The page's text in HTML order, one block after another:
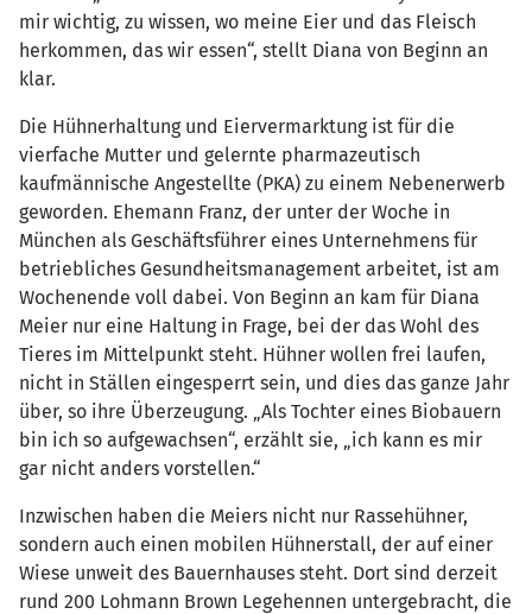
mir wichtig, zu wissen, wo meine Eier und das Fleisch
herkommen, das wir essen“, stellt Diana von Beginn an
klar.
Die Hühnerhaltung und Eiervermarktung ist für die
vierfache Mutter und gelernte pharmazeutisch
kaufmännische Angestellte (PKA) zu einem Nebenerwerb
geworden. Ehemann Franz, der unter der Woche in
München als Geschäftsführer eines Unternehmens für
betriebliches Gesundheitsmanagement arbeitet, ist am
Wochenende voll dabei. Von Beginn an kam für Diana
Meier nur eine Haltung in Frage, bei der das Wohl des
Tieres im Mittelpunkt steht. Hühner wollen frei laufen,
nicht in Ställen eingesperrt sein, und dies das ganze Jahr
über, so ihre Überzeugung. „Als Tochter eines Biobauern
bin ich so aufgewachsen“, erzählt sie, „ich kann es mir
gar nicht anders vorstellen.“
Inzwischen haben die Meiers nicht nur Rassehühner,
sondern auch einen mobilen Hühnerstall, der auf einer
Wiese unweit des Bauernhauses steht. Dort sind derzeit
rund 200 Lohmann Brown Legehennen untergebracht, die